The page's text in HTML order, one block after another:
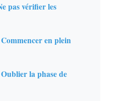
pas vérifier les
en plein
la phase de